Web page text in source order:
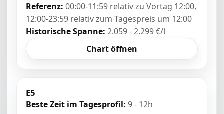
Referenz: 00:00-11:59 relativ zu Vortag 12:00,
12:00-23:59 relativ zum Tagespreis um 12:00
Historische Spanne: 2.059 - 2.299 €/l
Chart öffnen
E5
Beste Zeit im Tagesprofil: 9 - 12h